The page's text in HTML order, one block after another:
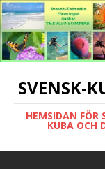
SVENSK-
HEMSIDAN FÖR
KUBA OCH